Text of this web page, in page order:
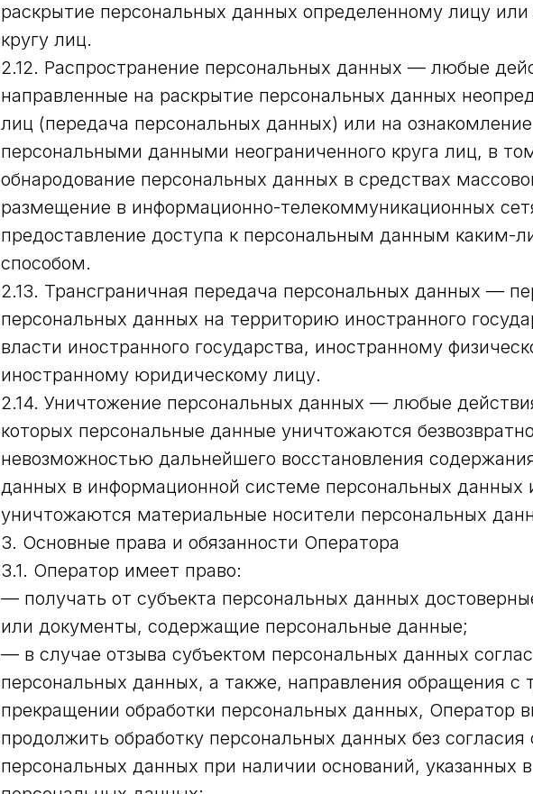
раскрытие персональных данных определенному лицу
кругу лиц.
2.12. Распространение персональных данных — любые
направленные на раскрытие персональных данных
лиц (передача персональных данных) или на
персональными данными неограниченного круга лиц, в
обнародование персональных данных в средствах
размещение в информационно-телекоммуникационных
предоставление доступа к персональным данным каким-
способом.
2.13. Трансграничная передача персональных данных —
персональных данных на территорию иностранного
власти иностранного государства, иностранному
иностранному юридическому лицу.
2.14. Уничтожение персональных данных — любые
которых персональные данные уничтожаются
невозможностью дальнейшего восстановления
данных в информационной системе персональных данных
уничтожаются материальные носители персональных
3. Основные права и обязанности Оператора
3.1. Оператор имеет право:
— получать от субъекта персональных данных
или документы, содержащие персональные данные;
— в случае отзыва субъектом персональных данных
персональных данных, а также, направления обращения с
прекращении обработки персональных данных, Оператор
продолжить обработку персональных данных без согласия
персональных данных при наличии оснований, указанных